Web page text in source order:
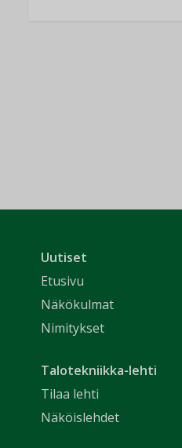
Uutiset
Etusivu
Näkökulmat
Nimitykset
Talotekniikka-lehti
Tilaa lehti
Näköislehdet